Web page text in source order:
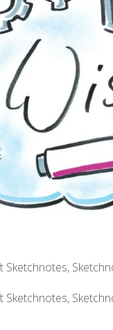
Sketchnotes,
Sketchnotes,